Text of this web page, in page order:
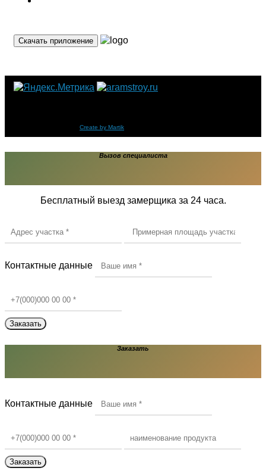
Скачать приложение
Create by Martik
Вызов специалиста
Бесплатный выезд замерщика за 24 часа.
Контактные данные
Заказать
Контактные данные